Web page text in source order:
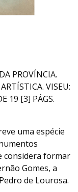
PROVÍNCIA.
VISEU:
19 [3] PÁGS.
uma espécie
considera formar
Gomes, a
de Lourosa.